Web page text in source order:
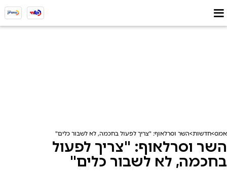
אמס חדשות השר וסרלאוף: "צריך לפעול בחכמה, לא לשבור כלים"
השר וסרלאוף: "צריך לפעול
בחכמה, לא לשבור כלים"